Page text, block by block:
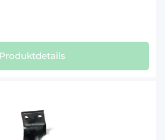
Produktdetails